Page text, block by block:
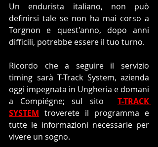
Un endurista italiano, non può
definirsi tale se non ha mai corso a
Torgnon e quest'anno, dopo anni
difficili, potrebbe essere il tuo turno.
Ricordo che a seguire il servizio
timing sarà T-Track System, azienda
oggi impegnata in Ungheria e domani
a Compiégne; sul sito T-TRACK
SYSTEM troverete il programma e
tutte le informazioni necessarie per
vivere un sogno.